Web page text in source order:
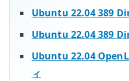
Ubuntu 22.04 389
Ubuntu 22.04 389
Ubuntu 22.04
ィ